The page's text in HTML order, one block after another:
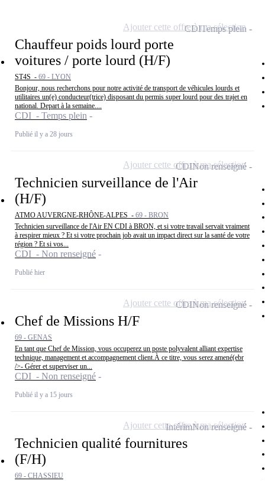
Chauffeur poids lourd porte
voitures / porte lourd (H/F)
ST4S - 69 - LYON
Bonjour, nous recherchons pour notre activité de transport de véhicules lourds et
utilitaires un(e) conducteur(trice) disposant du permis super lourd pour des trajet en
national. Depart à la semaine....
CDI - Temps plein
Publié il y a 28 jours
CDITemps plein
Ajouter cette offre à ma sélection
Technicien surveillance de l'Air
(H/F)
ATMO AUVERGNE-RHÔNE-ALPES - 69 - BRON
Technicien surveillance de l'Air EN CDI à BRON, et si votre travail servait vraiment
à respirer mieux ? Et si votre prochain job avait un impact direct sur la santé de votre
région ? Et si vos...
CDI - Non renseigné
Publié hier
CDINon renseigné
Ajouter cette offre à ma sélection
Chef de Missions H/F
69 - GENAS
En tant que Chef de Mission, vous occuperez un poste polyvalent alliant expertise
technique, management et accompagnement client.À ce titre, vous serez amené(ebr
/>- Gérer et superviser un...
CDI - Non renseigné
Publié il y a 15 jours
CDINon renseigné
Ajouter cette offre à ma sélection
Technicien qualité fournitures
(F/H)
69 - CHASSIEU
IntérimNon renseigné
Ajouter cette offre à ma sélection